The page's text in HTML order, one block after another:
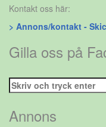
Kontakt oss här:
> Annons/kontakt -
Gilla oss på
Sök
efter:
Annons